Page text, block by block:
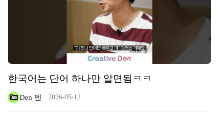
한국어는 단어 하나만 알면됨ㅋㅋ
Den 덴 2026-05-12